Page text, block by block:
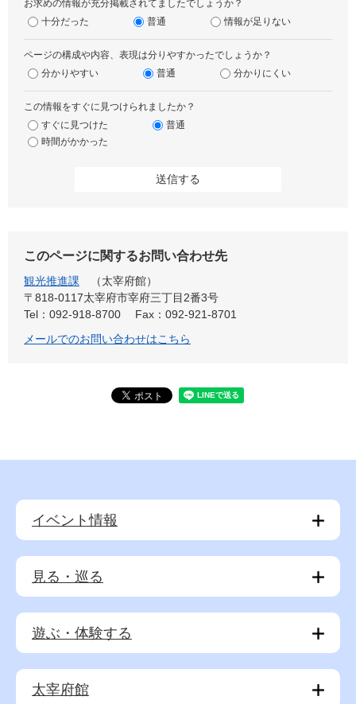
お求めの情報が充分掲載されてましたでしょうか？
十分だった
普通 情報が足りない
ページの構成や内容、表現は分りやすかったでしょうか？
分かりやすい
普通 分かりにくい
この情報をすぐに見つけられましたか？
すぐに見つけた
普通
時間がかかった
このページに関するお問い合わせ先
観光推進課
太宰府館
〒818-0117太宰府市宰府三丁目2番3号
Tel：092-918-8700
Fax：092-921-8701
メールでのお問い合わせはこちら
イベント情報
見る・巡る
遊ぶ・体験する
太宰府館